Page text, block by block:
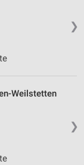
❯
❯
Weilstetten